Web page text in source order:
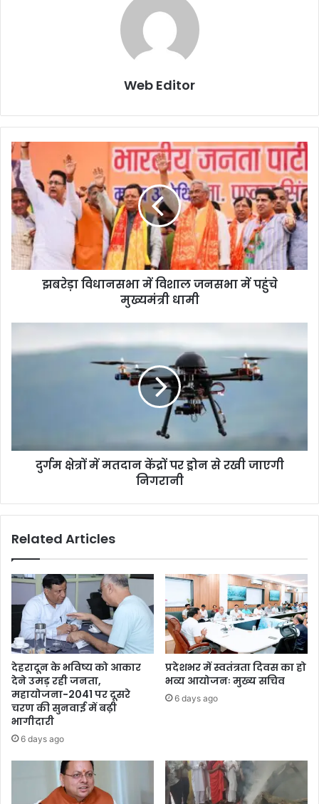
Web Editor
झबरेड़ा विधानसभा में विशाल जनसभा में पहुंचे
मुख्यमंत्री धामी
दुर्गम क्षेत्रों में मतदान केंद्रों पर ड्रोन से रखी जाएगी
निगरानी
Related Articles
देहरादून के भविष्य को आकार
देने उमड़ रही जनता,
महायोजना-2041 पर दूसरे
चरण की सुनवाई में बढ़ी
भागीदारी
6 days ago
प्रदेशभर में स्वतंत्रता दिवस का हो
भव्य आयोजनः मुख्य सचिव
6 days ago